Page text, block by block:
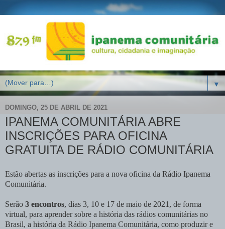
▼
DOMINGO, 25 DE ABRIL DE 2021
IPANEMA COMUNITÁRIA ABRE
INSCRIÇÕES PARA OFICINA
GRATUITA DE RÁDIO COMUNITÁRIA
Estão abertas as inscrições para a nova oficina da Rádio Ipanema
Comunitária.
Serão 3 encontros, dias 3, 10 e 17 de maio de 2021, de forma
virtual, para aprender sobre a história das rádios comunitárias no
Brasil, a história da Rádio Ipanema Comunitária, como produzir e